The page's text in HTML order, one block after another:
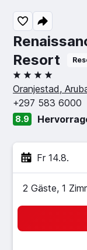
Resort
4 Sterne
Oranjestad,
+297 583 6000
8.9
Fr 14.8.
2 Gäste, 1